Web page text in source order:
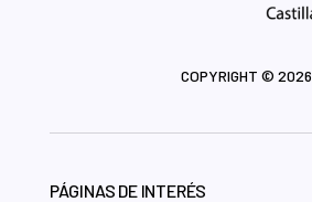
COPYRIGHT © 2026
PÁGINAS DE INTERÉS